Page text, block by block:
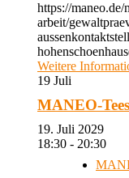
https://maneo.de/
arbeit/
Weitere
19 Juli
MANEO-
19. Juli 2029
18:30 - 20:30